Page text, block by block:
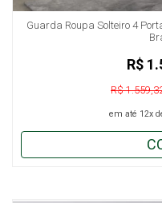
Guarda Roupa Solteiro 4
R$
em até 12x
R$